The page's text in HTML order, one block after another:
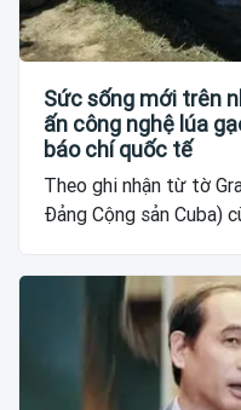
Sức sống mới trên
ấn công nghệ lúa
báo chí quốc tế
Theo ghi nhận từ tờ
Đảng Cộng sản Cuba)